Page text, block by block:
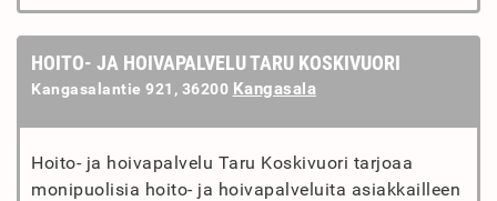
HOITO- JA HOIVAPALVELU TARU KOSKIVUORI
Kangasalantie 921, 36200 Kangasala
Hoito- ja hoivapalvelu Taru Koskivuori tarjoaa
monipuolisia hoito- ja hoivapalveluita asiakkailleen